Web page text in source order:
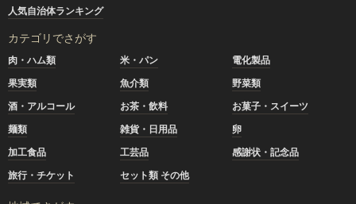
人気自治体ランキング
カテゴリでさがす
肉・ハム類 米・パン
電化製品
果実類
魚介類
野菜類
酒・アルコール
お茶・飲料
お菓子・スイーツ
麺類
雑貨・日用品
卵
加工食品
工芸品
感謝状・記念品
旅行・チケット
セット類 その他